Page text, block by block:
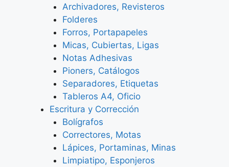
Archivadores, Revisteros
Folderes
Forros, Portapapeles
Micas, Cubiertas, Ligas
Notas Adhesivas
Pioners, Catálogos
Separadores, Etiquetas
Tableros A4, Oficio
Escritura y Corrección
Bolígrafos
Correctores, Motas
Lápices, Portaminas, Minas
Limpiatipo, Esponjeros